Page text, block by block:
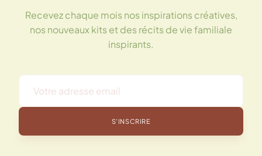
Recevez chaque mois nos inspirations créatives,
nos nouveaux kits et des récits de vie familiale
inspirants.
S'INSCRIRE